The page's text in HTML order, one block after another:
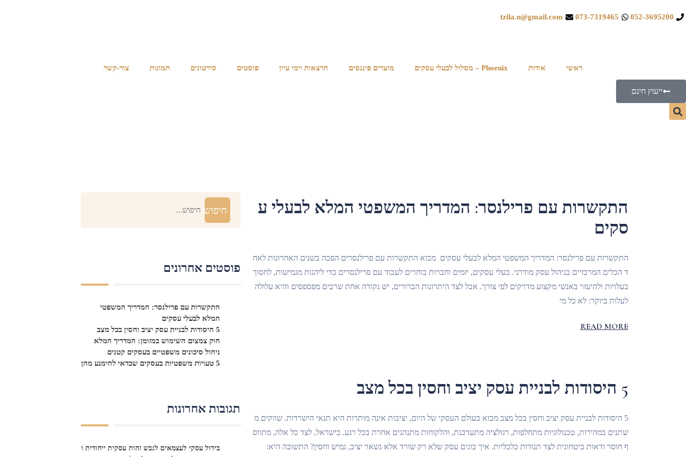
052-3695200
073-7319465
tzila.n@gmail.com
ראשי אודות Phoenix – מסלול לבעלי עסקים מוצרים פיננסים הרצאות וימי עיון פוסטים​ סירטונים תמונות צור-קשר
ייעוץ חינם
התקשרות עם פרילנסר: המדריך המשפטי המלא לבעלי ע
סקים
התקשרות עם פרילנסר: המדריך המשפטי המלא לבעלי עסקים מבוא התקשרות עם פרילנסרים הפכה בשנים האחרונות לאח
ד הכלים המרכזיים בניהול עסק מודרני. בעלי עסקים, יזמים וחברות בוחרים לעבוד עם פרילנסרים כדי ליהנות מגמישות, לחסוך
בעלויות ולהיעזר באנשי מקצוע מדויקים לפי צורך. אבל לצד היתרונות הברורים, יש נקודה אחת שרבים מפספסים והיא עלולה
לעלות ביוקר: לא כל מי
READ MORE
5 היסודות לבניית עסק יציב וחסין בכל מצב
5 היסודות לבניית עסק יציב וחסין בכל מצב מבוא בעולם העסקי של היום, יציבות אינה מותרות היא תנאי הישרדות. שווקים מ
שתנים במהירות, טכנולוגיות מתחלפות, רגולציה מתעדכנת, והלקוחות מתנהגים אחרת בכל רגע. בישראל, לצד כל אלה, מתווס
ף חוסר ודאות ביטחונית לצד תנודות כלכליות. איך בונים עסק שלא רק שורד אלא נשאר יציב, גמיש וחסין? התשובה היא:
חיפוש
פוסטים אחרונים
התקשרות עם פרילנסר: המדריך המשפטי
המלא לבעלי עסקים
5 היסודות לבניית עסק יציב וחסין בכל מצב
חוק צמצום השימוש במזומן: המדריך המלא
ניהול סיכונים משפטיים בעסקים קטנים
5 טעויות משפטיות בעסקים שכדאי להימנע מהן
תגובות אחרונות
בידול עסקי לעצמאים לגבש זהות עסקית ייחודית ו